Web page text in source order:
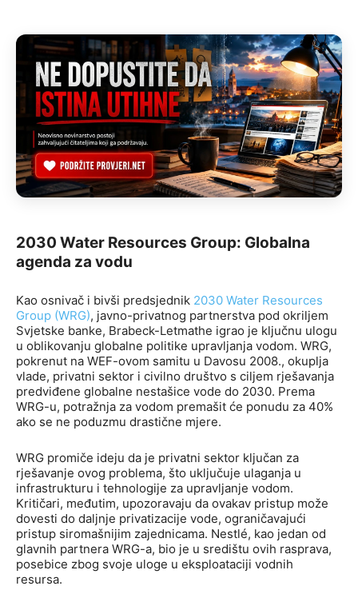
2030 Water Resources Group: Globalna
agenda za vodu
Kao osnivač i bivši predsjednik 2030 Water Resources
Group (WRG), javno-privatnog partnerstva pod okriljem
Svjetske banke, Brabeck-Letmathe igrao je ključnu ulogu
u oblikovanju globalne politike upravljanja vodom. WRG,
pokrenut na WEF-ovom samitu u Davosu 2008., okuplja
vlade, privatni sektor i civilno društvo s ciljem rješavanja
predviđene globalne nestašice vode do 2030. Prema
WRG-u, potražnja za vodom premašit će ponudu za 40%
ako se ne poduzmu drastične mjere.
WRG promiče ideju da je privatni sektor ključan za
rješavanje ovog problema, što uključuje ulaganja u
infrastrukturu i tehnologije za upravljanje vodom.
Kritičari, međutim, upozoravaju da ovakav pristup može
dovesti do daljnje privatizacije vode, ograničavajući
pristup siromašnijim zajednicama. Nestlé, kao jedan od
glavnih partnera WRG-a, bio je u središtu ovih rasprava,
posebice zbog svoje uloge u eksploataciji vodnih
resursa.